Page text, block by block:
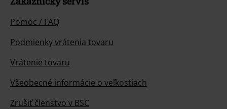
Pomoc / FAQ
Podmienky vrátenia tovaru
Vrátenie tovaru
Všeobecné informácie o veľkostiach
Zrušiť členstvo v BSC